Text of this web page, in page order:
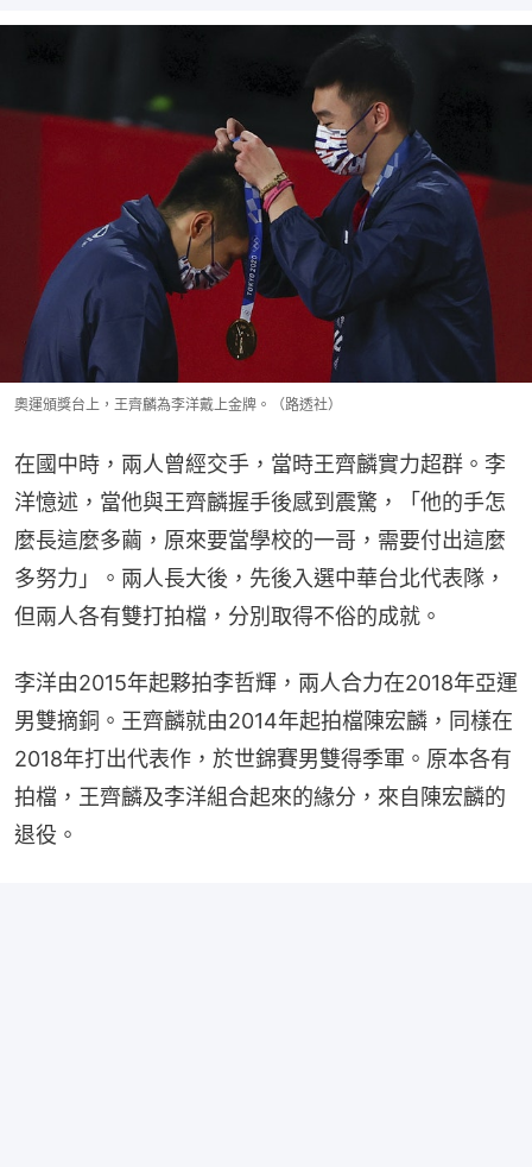
奧運頒獎台上，王齊麟為李洋戴上金牌。（路透社）
在國中時，兩人曾經交手，當時王齊麟實力超群。李
洋憶述，當他與王齊麟握手後感到震驚，「他的手怎
麼長這麼多繭，原來要當學校的一哥，需要付出這麼
多努力」。兩人長大後，先後入選中華台北代表隊，
但兩人各有雙打拍檔，分別取得不俗的成就。
李洋由2015年起夥拍李哲輝，兩人合力在2018年亞運
男雙摘銅。王齊麟就由2014年起拍檔陳宏麟，同樣在
2018年打出代表作，於世錦賽男雙得季軍。原本各有
拍檔，王齊麟及李洋組合起來的緣分，來自陳宏麟的
退役。